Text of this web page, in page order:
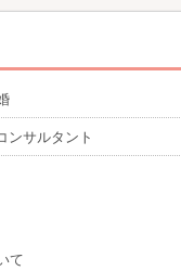
ンサルタント
て